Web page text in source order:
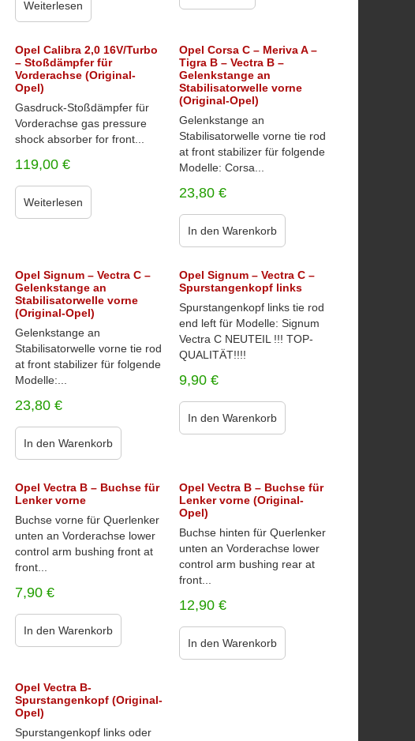
Weiterlesen
Opel Calibra 2,0 16V/Turbo
– Stoßdämpfer für
Vorderachse (Original-
Opel)
Gasdruck-Stoßdämpfer für
Vorderachse gas pressure
shock absorber for front...
119,00 €
Weiterlesen
Opel Corsa C – Meriva A –
Tigra B – Vectra B –
Gelenkstange an
Stabilisatorwelle vorne
(Original-Opel)
Gelenkstange an
Stabilisatorwelle vorne tie rod
at front stabilizer für folgende
Modelle: Corsa...
23,80 €
In den Warenkorb
Opel Signum – Vectra C –
Gelenkstange an
Stabilisatorwelle vorne
(Original-Opel)
Gelenkstange an
Stabilisatorwelle vorne tie rod
at front stabilizer für folgende
Modelle:...
23,80 €
In den Warenkorb
Opel Signum – Vectra C –
Spurstangenkopf links
Spurstangenkopf links tie rod
end left für Modelle: Signum
Vectra C NEUTEIL !!! TOP-
QUALITÄT!!!!
9,90 €
In den Warenkorb
Opel Vectra B – Buchse für
Lenker vorne
Buchse vorne für Querlenker
unten an Vorderachse lower
control arm bushing front at
front...
7,90 €
In den Warenkorb
Opel Vectra B – Buchse für
Lenker vorne (Original-
Opel)
Buchse hinten für Querlenker
unten an Vorderachse lower
control arm bushing rear at
front...
12,90 €
In den Warenkorb
Opel Vectra B-
Spurstangenkopf (Original-
Opel)
Spurstangenkopf links oder